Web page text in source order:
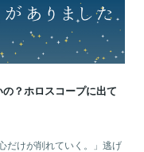
？ホロスコープに出て
だけが削れていく。」逃げ